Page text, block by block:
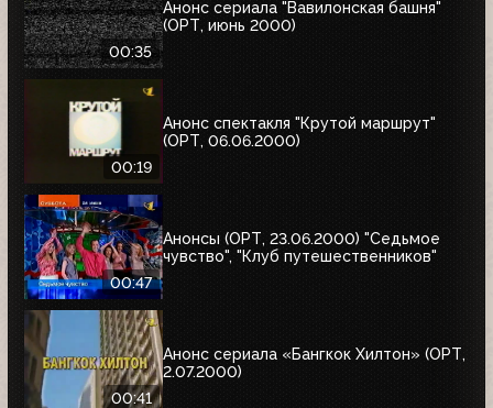
00:35
Анонс сериала "Вавилонская башня"
(ОРТ, июнь 2000)
00:19
Анонс спектакля "Крутой маршрут"
(ОРТ, 06.06.2000)
00:47
Анонсы (ОРТ, 23.06.2000) "Седьмое
чувство", "Клуб путешественников"
00:41
Анонс сериала «Бангкок Хилтон» (ОРТ,
2.07.2000)